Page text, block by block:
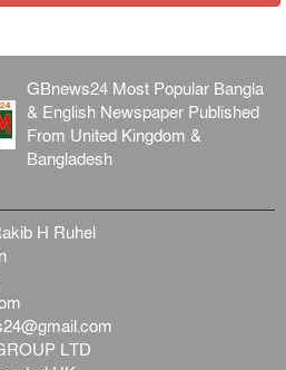
GBnews24 Most Popular Bangla
& English Newspaper Published
From United Kingdom &
Bangladesh
H Ruhel
LTD